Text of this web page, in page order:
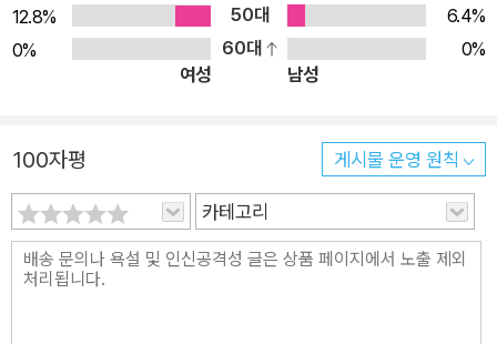
어린 충청도 소녀가(「싸움닭과 쑥맥」) 설원에서 순금이 묻힌 맥
을 찾는 언어의 연금술사로 자라(「눈보라 속에서」) 노을 속에서
세상의 모든 고통을 굽어본다. 아주 견고한 일상이 경계를 허물어
낀다.
12.8%
50대
6.4%
0%
60대
0%
여성
남성
100자평 게시물 운영 원칙
카테고리